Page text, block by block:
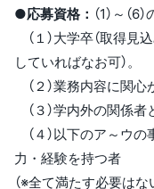
●応募資格： （1）～（
（１）大学卒（取得見
していればなお可）。
（２）業務内容に関
（３）学内外の関係
（４）以下のア～ウ
力・経験を持つ者
（※全て満たす必要は